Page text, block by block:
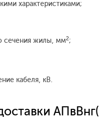
характеристиками;
сечения жилы, мм2;
кабеля, кВ.